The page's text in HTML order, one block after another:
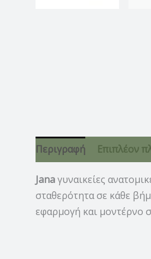
Περιγραφή Επιπλέον
Janaγυναικείες
σταθερότητα σε κάθε
εφαρμογή και μοντέρνο